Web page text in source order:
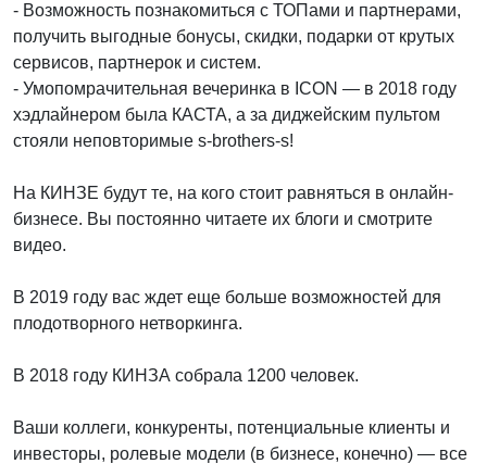
- Возможность познакомиться с ТОПами и партнерами,
получить выгодные бонусы, скидки, подарки от крутых
сервисов, партнерок и систем.
- Умопомрачительная вечеринка в ICON — в 2018 году
хэдлайнером была КАСТА, а за диджейским пультом
стояли неповторимые s-brothers-s!
На КИНЗЕ будут те, на кого стоит равняться в онлайн-
бизнесе. Вы постоянно читаете их блоги и смотрите
видео.
В 2019 году вас ждет еще больше возможностей для
плодотворного нетворкинга.
В 2018 году КИНЗА собрала 1200 человек.
Ваши коллеги, конкуренты, потенциальные клиенты и
инвесторы, ролевые модели (в бизнесе, конечно) — все